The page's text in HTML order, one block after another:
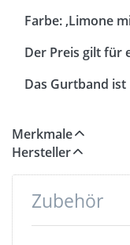
Farbe: ,Limone
Der Preis gilt für
Das Gurtband ist
Merkmale
Hersteller
Zubehör